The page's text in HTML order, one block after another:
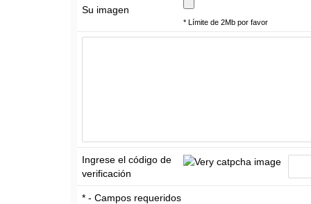
Su imagen
* Límite de 2Mb por favor
Ingrese el código de
verificación
* - Campos requeridos